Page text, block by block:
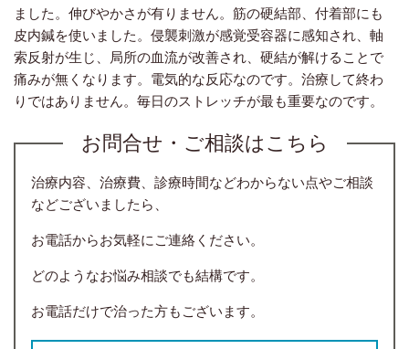
ました。伸びやかさが有りません。筋の硬結部、付着部にも
皮内鍼を使いました。侵襲刺激が感覚受容器に感知され、軸
索反射が生じ、局所の血流が改善され、硬結が解けることで
痛みが無くなります。電気的な反応なのです。治療して終わ
りではありません。毎日のストレッチが最も重要なのです。
お問合せ・ご相談はこちら
治療内容、治療費、診療時間などわからない点やご相談
などございましたら、
お電話からお気軽にご連絡ください。
どのようなお悩み相談でも結構です。
お電話だけで治った方もございます。